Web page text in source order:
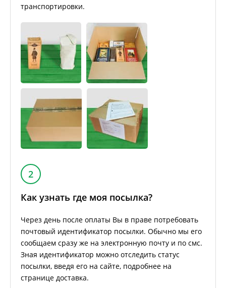
транспортировки.
2
Как узнать где моя посылка?
Через день после оплаты Вы в праве потребовать
почтовый идентификатор посылки. Обычно мы его
сообщаем сразу же на электронную почту и по смс.
Зная идентификатор можно отследить статус
посылки, введя его на сайте, подробнее на
странице доставка.